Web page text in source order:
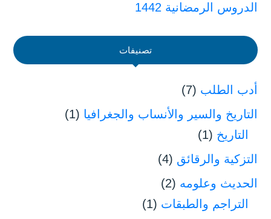
الدروس الرمضانية 1442
تصنيفات
أدب الطلب (7)
التاريخ والسير والأنساب والجغرافيا (1)
التاريخ (1)
التزكية والرقائق (4)
الحديث وعلومه (2)
التراجم والطبقات (1)